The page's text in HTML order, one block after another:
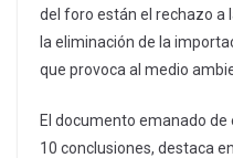
del foro están el rechazo a
la eliminación de la
que provoca al medio
El documento emanado
10 conclusiones, destaca